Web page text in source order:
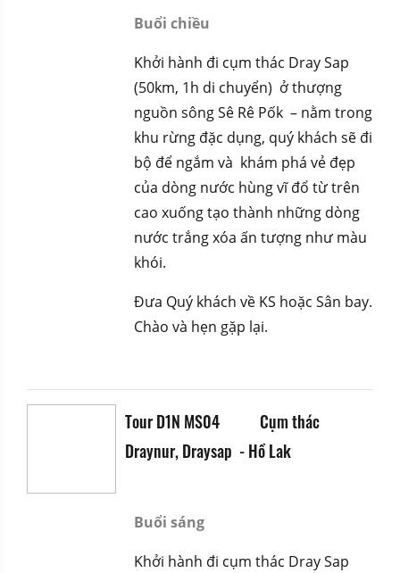
Buổi chiều
Khởi hành đi cụm thác Dray Sap
(50km, 1h di chuyển) ở thượng
nguồn sông Sê Rê Pốk – nằm trong
khu rừng đặc dụng, quý khách sẽ đi
bộ để ngắm và khám phá vẻ đẹp
của dòng nước hùng vĩ đổ từ trên
cao xuống tạo thành những dòng
nước trắng xóa ấn tượng như màu
khói.
Đưa Quý khách về KS hoặc Sân bay.
Chào và hẹn gặp lại.
Tour D1N MS04
Cụm thác
Draynur, Draysap - Hồ Lak
Buổi sáng
Khởi hành đi cụm thác Dray Sap